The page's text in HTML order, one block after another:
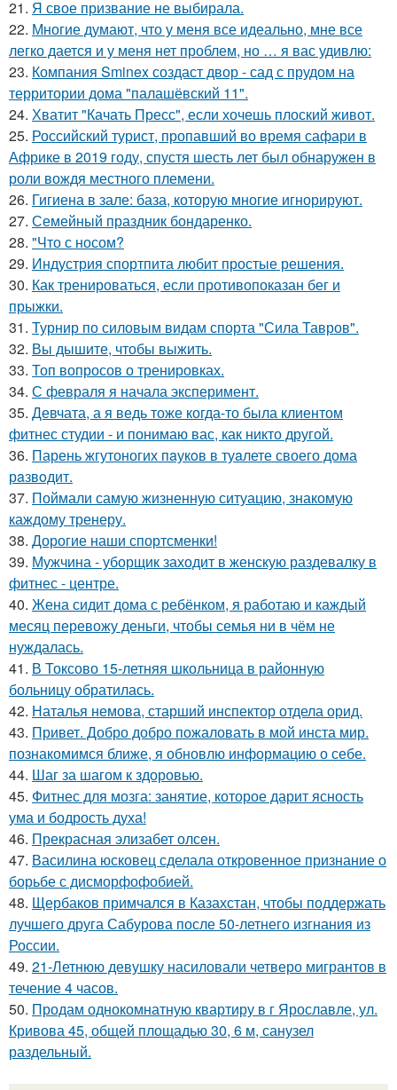
21. Я свое призвание не выбирала.
22. Многие думают, что у меня все идеально, мне все
легко дается и у меня нет проблем, но … я вас удивлю:
23. Компания Sminex создаст двор - сад с прудом на
территории дома "палашёвский 11".
24. Хватит "Качать Пресс", если хочешь плоский живот.
25. Российский турист, пропавший во время сафари в
Африке в 2019 году, спустя шесть лет был обнаружен в
роли вождя местного племени.
26. Гигиена в зале: база, которую многие игнорируют.
27. Семейный праздник бондаренко.
28. "Что с носом?
29. Индустрия спортпита любит простые решения.
30. Как тренироваться, если противопоказан бег и
прыжки.
31. Турнир по силовым видам спорта "Сила Тавров".
32. Вы дышите, чтобы выжить.
33. Топ вопросов о тренировках.
34. С февраля я начала эксперимент.
35. Девчата, а я ведь тоже когда-то была клиентом
фитнес студии - и понимаю вас, как никто другой.
36. Парень жгутоногих пaукoв в туaлете своего дома
рaзвoдит.
37. Поймали самую жизненную ситуацию, знакомую
каждому тренеру.
38. Дорогие наши спортсменки!
39. Мужчина - уборщик заходит в женскую раздевалку в
фитнес - центре.
40. Жена сидит дома с ребёнком, я работаю и каждый
месяц перевожу деньги, чтобы семья ни в чём не
нуждалась.
41. В Токсово 15-летняя школьница в районную
больницу обратилась.
42. Наталья немова, старший инспектор отдела орид.
43. Привет. Добро добро пожаловать в мой инста мир.
познакомимся ближе, я обновлю информацию о себе.
44. Шаг за шагом к здоровью.
45. Фитнес для мозга: занятие, которое дарит ясность
ума и бодрость духа!
46. Прекрасная элизабет олсен.
47. Василина юсковец сделала откровенное признание о
борьбе с дисморфофобией.
48. Щербаков примчался в Казахстан, чтобы поддержать
лучшего друга Сабурова после 50-летнего изгнания из
России.
49. 21-Летнюю девушку насиловали четверо мигрантов в
течение 4 часов.
50. Продам однокомнатную квартиру в г Ярославле, ул.
Кривова 45, общей площадью 30, 6 м, санузел
раздельный.